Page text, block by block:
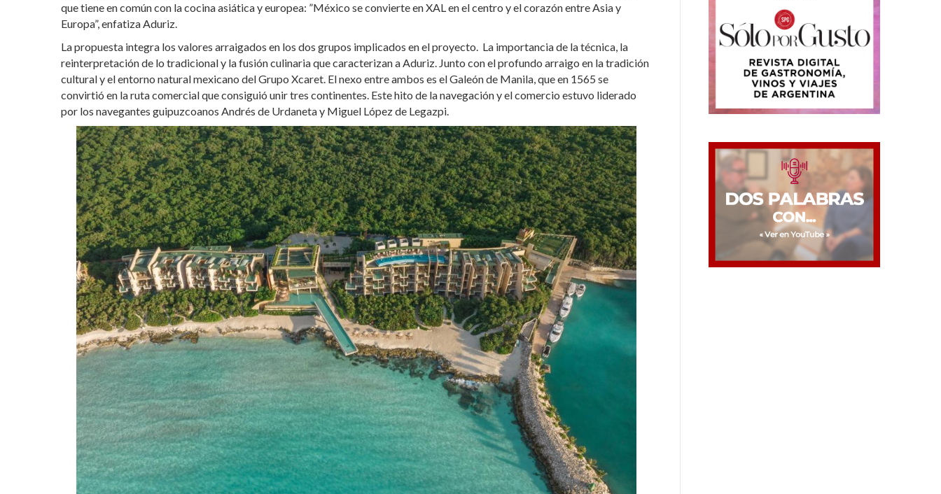
que tiene en común con la cocina asiática y europea: ”México se convierte en XAL en el centro y el corazón entre Asia y
Europa”, enfatiza Aduriz.
La propuesta integra los valores arraigados en los dos grupos implicados en el proyecto. La importancia de la técnica, la
reinterpretación de lo tradicional y la fusión culinaria que caracterizan a Aduriz. Junto con el profundo arraigo en la tradición
cultural y el entorno natural mexicano del Grupo Xcaret. El nexo entre ambos es el Galeón de Manila, que en 1565 se
convirtió en la ruta comercial que consiguió unir tres continentes. Este hito de la navegación y el comercio estuvo liderado
por los navegantes guipuzcoanos Andrés de Urdaneta y Miguel López de Legazpi.